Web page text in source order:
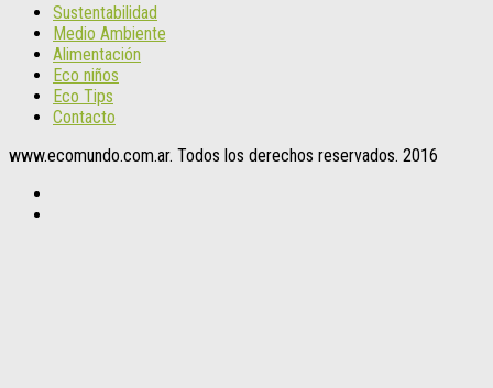
Sustentabilidad
Medio Ambiente
Alimentación
Eco niños
Eco Tips
Contacto
www.ecomundo.com.ar. Todos los derechos reservados. 2016